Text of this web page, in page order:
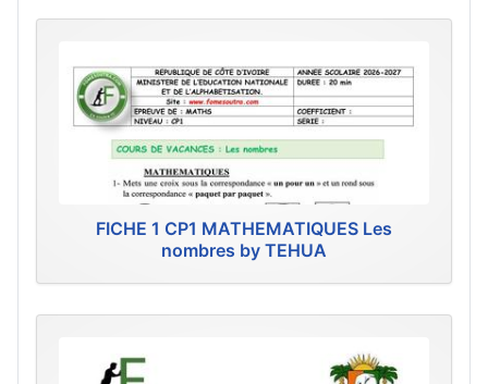
FICHE 1 CP1 MATHEMATIQUES Les
nombres by TEHUA